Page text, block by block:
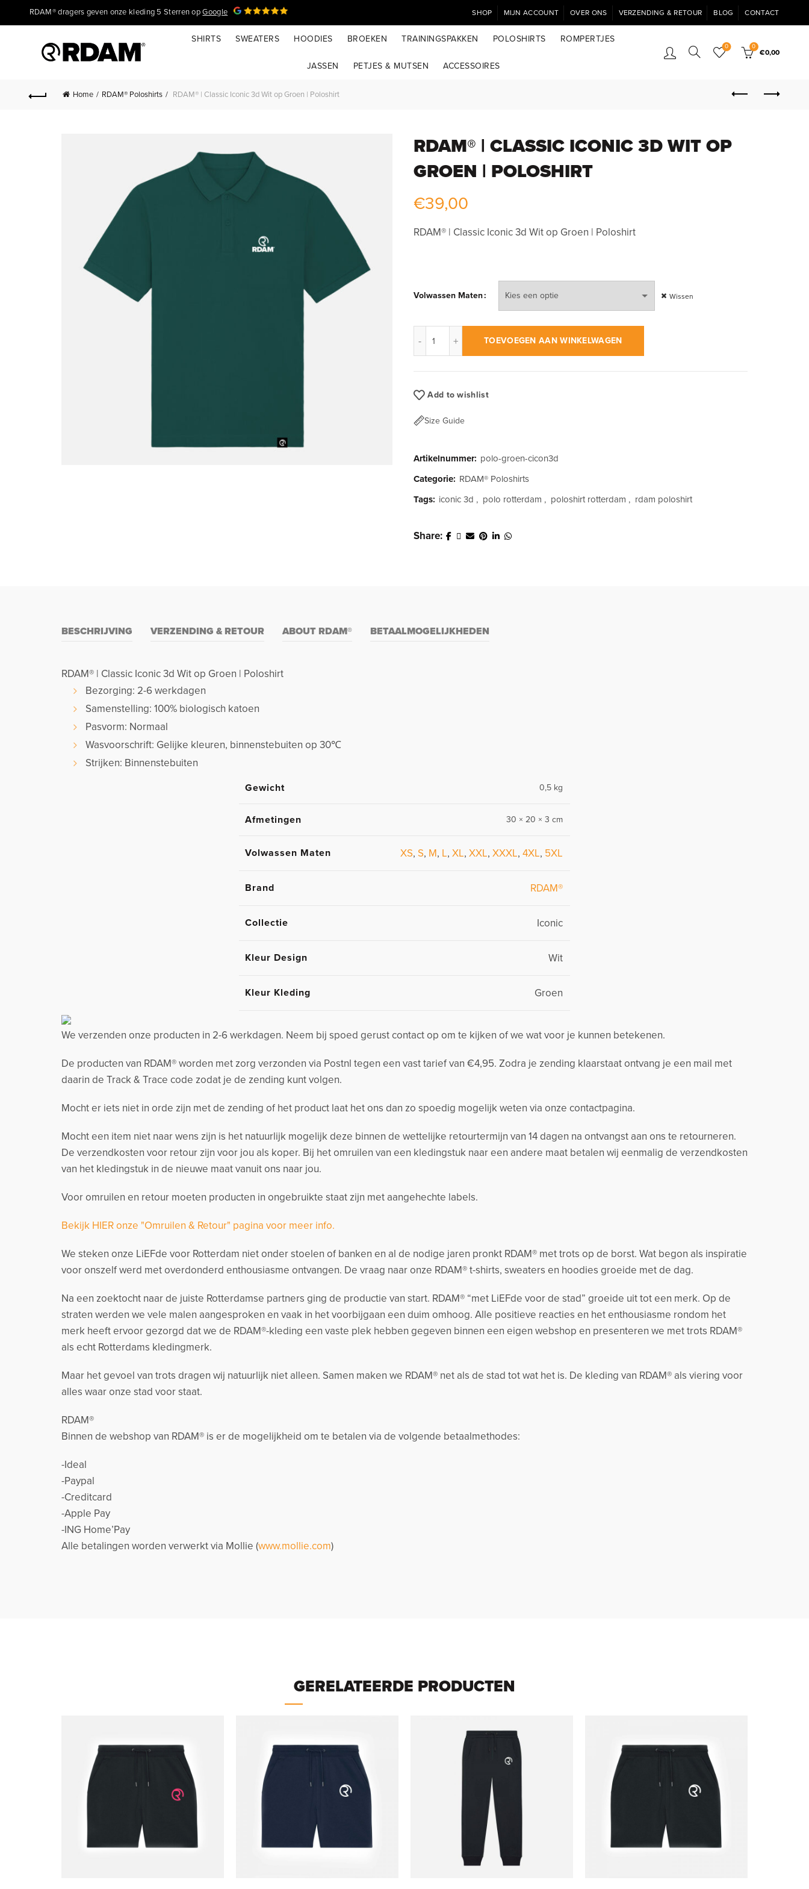
RDAM® dragers geven onze kleding 5 Sterren opGoogle SHOP MIJN ACCOUNT OVER ONS VERZENDING & RETOUR BLOG CONTACT
SHIRTS SWEATERS HOODIES BROEKEN TRAININGSPAKKEN POLOSHIRTS ROMPERTJES
JASSEN PETJES & MUTSEN ACCESSOIRES
0 0
€0,00
Home RDAM® Poloshirts RDAM® | Classic Iconic 3d Wit op Groen | Poloshirt
RDAM® | CLASSIC ICONIC 3D WIT OP
GROEN | POLOSHIRT
€39,00
RDAM® | Classic Iconic 3d Wit op Groen | Poloshirt
Volwassen Maten Wissen
TOEVOEGEN AAN WINKELWAGEN
Add to wishlist
Size Guide
Artikelnummer: polo-groen-cicon3d
Categorie: RDAM® Poloshirts
Tags: iconic 3d , polo rotterdam , poloshirt rotterdam , rdam poloshirt
Share
BESCHRIJVING VERZENDING & RETOUR ABOUT RDAM® BETAALMOGELIJKHEDEN
RDAM® | Classic Iconic 3d Wit op Groen | Poloshirt
Bezorging: 2-6 werkdagen
Samenstelling: 100% biologisch katoen
Pasvorm: Normaal
Wasvoorschrift: Gelijke kleuren, binnenstebuiten op 30℃
Strijken: Binnenstebuiten
Gewicht 0,5 kg
Afmetingen 30 × 20 × 3 cm
Volwassen Maten XS, S, M, L, XL, XXL, XXXL, 4XL, 5XL
Brand RDAM®
Collectie Iconic
Kleur Design Wit
Kleur Kleding Groen
We verzenden onze producten in 2-6 werkdagen. Neem bij spoed gerust contact op om te kijken of we wat voor je kunnen betekenen.
De producten van RDAM® worden met zorg verzonden via Postnl tegen een vast tarief van €4,95. Zodra je zending klaarstaat ontvang je een mail met
daarin de Track & Trace code zodat je de zending kunt volgen.
Mocht er iets niet in orde zijn met de zending of het product laat het ons dan zo spoedig mogelijk weten via onze contactpagina.
Mocht een item niet naar wens zijn is het natuurlijk mogelijk deze binnen de wettelijke retourtermijn van 14 dagen na ontvangst aan ons te retourneren.
De verzendkosten voor retour zijn voor jou als koper. Bij het omruilen van een kledingstuk naar een andere maat betalen wij eenmalig de verzendkosten
van het kledingstuk in de nieuwe maat vanuit ons naar jou.
Voor omruilen en retour moeten producten in ongebruikte staat zijn met aangehechte labels.
Bekijk HIER onze "Omruilen & Retour" pagina voor meer info.
We steken onze LiEFde voor Rotterdam niet onder stoelen of banken en al de nodige jaren pronkt RDAM® met trots op de borst. Wat begon als inspiratie
voor onszelf werd met overdonderd enthousiasme ontvangen. De vraag naar onze RDAM® t-shirts, sweaters en hoodies groeide met de dag.
Na een zoektocht naar de juiste Rotterdamse partners ging de productie van start. RDAM® “met LiEFde voor de stad” groeide uit tot een merk. Op de
straten werden we vele malen aangesproken en vaak in het voorbijgaan een duim omhoog. Alle positieve reacties en het enthousiasme rondom het
merk heeft ervoor gezorgd dat we de RDAM®-kleding een vaste plek hebben gegeven binnen een eigen webshop en presenteren we met trots RDAM®
als echt Rotterdams kledingmerk.
Maar het gevoel van trots dragen wij natuurlijk niet alleen. Samen maken we RDAM® net als de stad tot wat het is. De kleding van RDAM® als viering voor
alles waar onze stad voor staat.
RDAM®
Binnen de webshop van RDAM® is er de mogelijkheid om te betalen via de volgende betaalmethodes:
-Ideal
-Paypal
-Creditcard
-Apple Pay
-ING Home’Pay
Alle betalingen worden verwerkt via Mollie (www.mollie.com)
GERELATEERDE PRODUCTEN